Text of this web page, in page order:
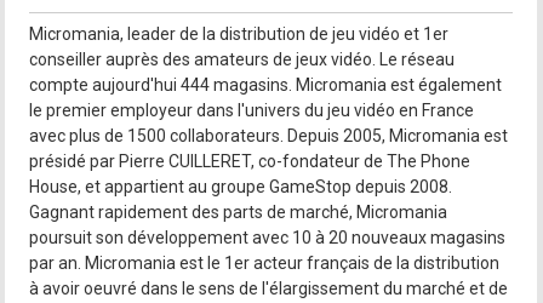
Micromania, leader de la distribution de jeu vidéo et 1er
conseiller auprès des amateurs de jeux vidéo. Le réseau
compte aujourd'hui 444 magasins. Micromania est également
le premier employeur dans l'univers du jeu vidéo en France
avec plus de 1500 collaborateurs. Depuis 2005, Micromania est
présidé par Pierre CUILLERET, co-fondateur de The Phone
House, et appartient au groupe GameStop depuis 2008.
Gagnant rapidement des parts de marché, Micromania
poursuit son développement avec 10 à 20 nouveaux magasins
par an. Micromania est le 1er acteur français de la distribution
à avoir oeuvré dans le sens de l'élargissement du marché et de